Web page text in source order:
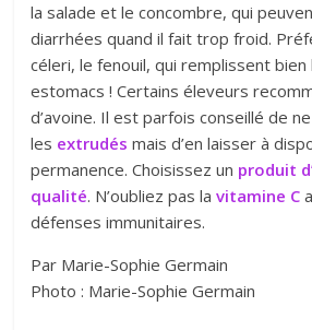
la salade et le concombre, qui
diarrhées quand il fait trop froid.
céleri, le fenouil, qui remplissent
estomacs ! Certains éleveurs
d’avoine. Il est parfois conseillé de
les extrudés mais d’en laisser à
permanence. Choisissez un produit
qualité. N’oubliez pas lavitamine C
défenses immunitaires.
Par Marie-Sophie Germain
Photo : Marie-Sophie Germain